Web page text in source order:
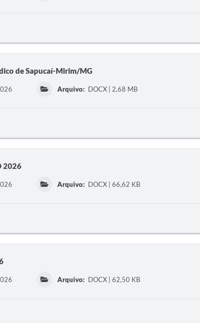
de Sapucaí-Mirim/MG
Arquivo: DOCX | 2,68 MB
2026
Arquivo: DOCX | 66,62 KB
Arquivo: DOCX | 62,50 KB